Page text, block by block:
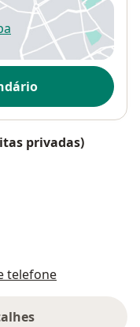
novo separador
privadas)
telefone